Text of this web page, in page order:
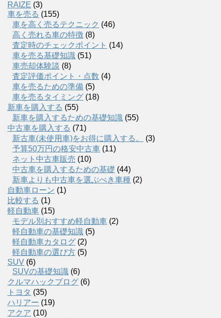
RAIZE (3)
車を売る (155)
車を高く売るテクニック (46)
高く売れる車の特徴 (8)
査定時のチェックポイント (14)
車を売る基礎知識 (51)
車売却体験談 (8)
査定評価ポイント・点数 (4)
車を売るための準備 (5)
車を売るタイミング (18)
新車を購入する (55)
新車を購入するための基礎知識 (55)
中古車を購入する (71)
新古車(未使用車)をお得に購入する。
(3)
予算50万円の格安中古車 (11)
ネット中古車販売 (10)
中古車を購入するための基礎 (44)
新車よりも中古車を選ぶべき車種 (2)
自動車ローン (1)
比較する (1)
軽自動車 (15)
モデル別おすすめ軽自動車 (2)
軽自動車の基礎知識 (5)
軽自動車カタログ (2)
軽自動車の選び方 (5)
SUV (6)
SUVの基礎知識 (6)
クルマハックブログ (6)
トヨタ (35)
ハリアー (19)
アクア (10)